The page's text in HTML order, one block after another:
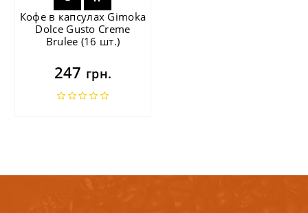
Кофе в капсулах Gimoka
Dolce Gusto Creme
Brulee (16 шт.)
247 грн.